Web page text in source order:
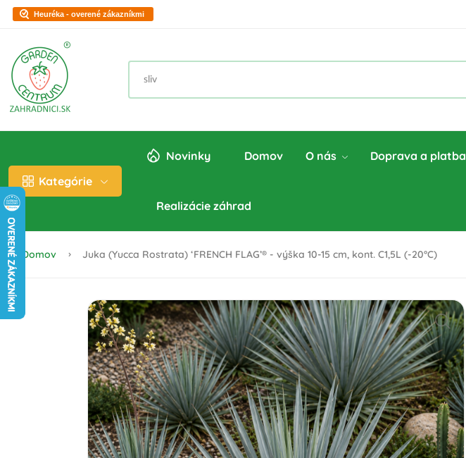
Heuréka - overené zákazníkmi
Kategórie
Novinky Domov O nás Doprava a platba
Realizácie záhrad
Domov Juka (Yucca Rostrata) ‘FRENCH FLAG’® - výška 10-15 cm, kont. C1,5L (-20°C)